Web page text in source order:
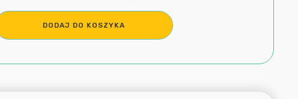
DODAJ DO KOSZYKA